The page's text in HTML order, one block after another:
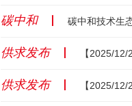
碳中和 碳中和技术生态促进工作委员
供求发布 【2025/
供求发布 【2025/12/